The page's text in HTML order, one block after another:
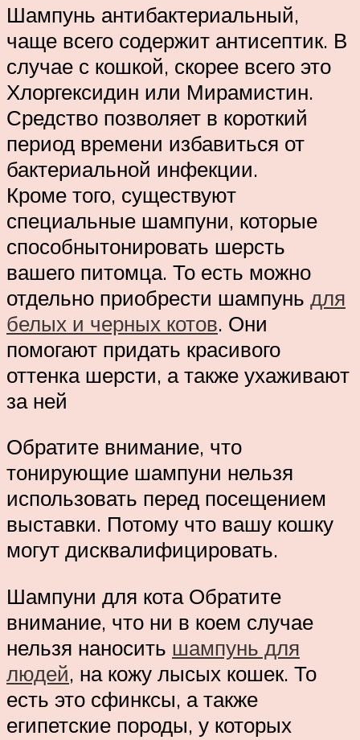
Шампунь антибактериальный,
чаще всего содержит антисептик. В
случае с кошкой, скорее всего это
Хлоргексидин или Мирамистин.
Средство позволяет в короткий
период времени избавиться от
бактериальной инфекции.
Кроме того, существуют
специальные шампуни, которые
способнытонировать шерсть
вашего питомца. То есть можно
отдельно приобрести шампунь для
белых и черных котов. Они
помогают придать красивого
оттенка шерсти, а также ухаживают
за ней
Обратите внимание, что
тонирующие шампуни нельзя
использовать перед посещением
выставки. Потому что вашу кошку
могут дисквалифицировать.
Шампуни для кота Обратите
внимание, что ни в коем случае
нельзя наносить шампунь для
людей, на кожу лысых кошек. То
есть это сфинксы, а также
египетские породы, у которых